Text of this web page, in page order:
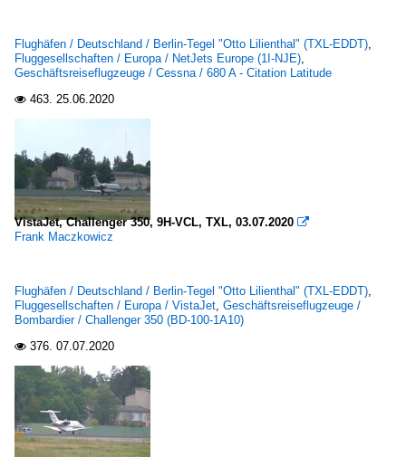
Flughäfen / Deutschland / Berlin-Tegel "Otto Lilienthal" (TXL-EDDT),
Fluggesellschaften / Europa / NetJets Europe (1I-NJE),
Geschäftsreiseflugzeuge / Cessna / 680 A - Citation Latitude
 463. 25.06.2020
VistaJet, Challenger 350, 9H-VCL, TXL, 03.07.2020 
Frank Maczkowicz
Flughäfen / Deutschland / Berlin-Tegel "Otto Lilienthal" (TXL-EDDT),
Fluggesellschaften / Europa / VistaJet, Geschäftsreiseflugzeuge /
Bombardier / Challenger 350 (BD-100-1A10)
 376. 07.07.2020